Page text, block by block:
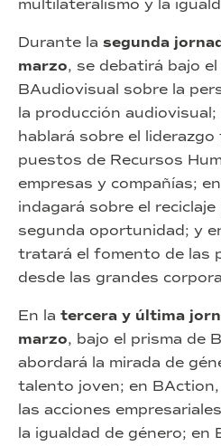
multilateralismo y la
Durante la segunda
marzo, se debatirá bajo
BAudiovisual sobre la
la producción
hablará sobre el
puestos de Recursos
empresas y compañías;
indagará sobre el
segunda oportunidad; y
tratará el fomento de las
desde las grandes
En la tercera y última
marzo, bajo el prisma de
abordará la mirada de
talento joven; en
las acciones
la igualdad de género; en